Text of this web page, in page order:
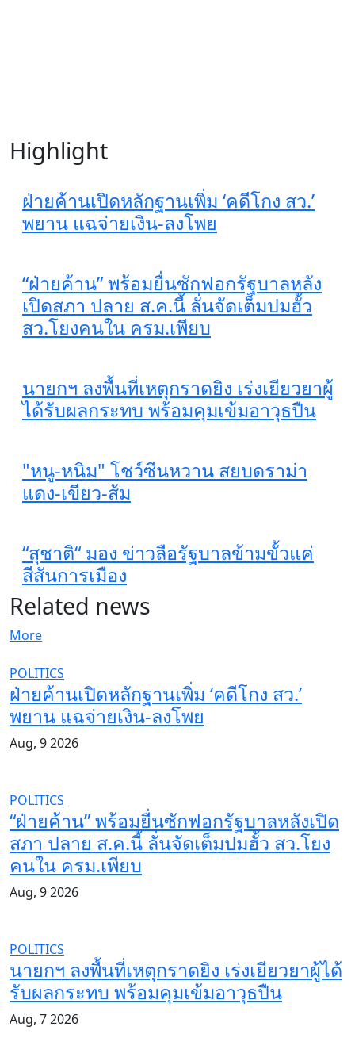
Highlight
ฝ่ายค้านเปิดหลักฐานเพิ่ม ‘คดีโกง สว.’
พยาน แฉจ่ายเงิน-ลงโพย
“ฝ่ายค้าน” พร้อมยื่นซักฟอกรัฐบาลหลัง
เปิดสภา ปลาย ส.ค.นี้ ลั่นจัดเต็มปมฮั้ว
สว.โยงคนใน ครม.เพียบ
นายกฯ ลงพื้นที่เหตุกราดยิง เร่งเยียวยาผู้
ได้รับผลกระทบ พร้อมคุมเข้มอาวุธปืน
"หนู-หนิม" โชว์ซีนหวาน สยบดราม่า
แดง-เขียว-ส้ม
“สุชาติ“ มอง ข่าวลือรัฐบาลข้ามขั้วแค่
สีสันการเมือง
Related news
More
POLITICS
ฝ่ายค้านเปิดหลักฐานเพิ่ม ‘คดีโกง สว.’
พยาน แฉจ่ายเงิน-ลงโพย
Aug, 9 2026
POLITICS
“ฝ่ายค้าน” พร้อมยื่นซักฟอกรัฐบาลหลังเปิด
สภา ปลาย ส.ค.นี้ ลั่นจัดเต็มปมฮั้ว สว.โยง
คนใน ครม.เพียบ
Aug, 9 2026
POLITICS
นายกฯ ลงพื้นที่เหตุกราดยิง เร่งเยียวยาผู้ได้
รับผลกระทบ พร้อมคุมเข้มอาวุธปืน
Aug, 7 2026